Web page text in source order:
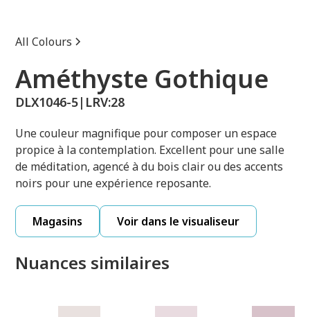
All Colours
Améthyste Gothique
DLX1046-5| LRV:28
Une couleur magnifique pour composer un espace
propice à la contemplation. Excellent pour une salle
de méditation, agencé à du bois clair ou des accents
noirs pour une expérience reposante.
Magasins Voir dans le visualiseur
Nuances similaires